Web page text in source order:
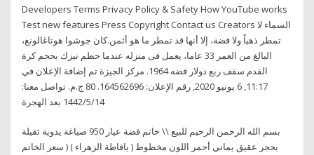
Developers Terms Privacy Policy & Safety How YouTube works
Test new features Press Copyright Contact us Creators السماء لا
تمطر ذهباً ولا فضة، إلا أنها قد تمطر ما هو أثمن.كان جوشوا هوتاغالونغ،
البالغ من العمر 33 عاما، يعمل فى منزله عندما حطم نيزك بحجم كرة
القدم سقف ربع دولار فضه 1964. مركز الجيزة تم إضافة الإعلان في
11:17, 6 يونيو 2020, رقم الإعلان: 164562696. 80 ج.م. تواصل معنا:
14‏‏/5‏‏/1442 بعد الهجرة
بسم الله الرحمن الرحيم للبيع \\ خاتم فضة عيار 950 صياغة يدوية ثقيلة
بحجر عقيق يماني أحمر اللون مخطوط ( يافاطة الزهراء ) ( سعر الخاتم